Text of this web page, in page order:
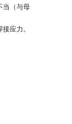
当（与母
应力。